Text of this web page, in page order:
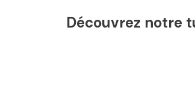
Découvrez notre